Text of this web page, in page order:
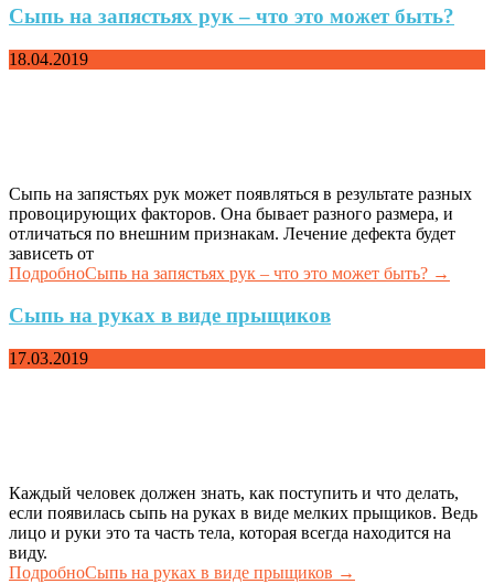
Сыпь на запястьях рук – что это может быть?
18.04.2019
Сыпь на запястьях рук может появляться в результате разных
провоцирующих факторов. Она бывает разного размера, и
отличаться по внешним признакам. Лечение дефекта будет
зависеть от
ПодробноСыпь на запястьях рук – что это может быть? →
Сыпь на руках в виде прыщиков
17.03.2019
Каждый человек должен знать, как поступить и что делать,
если появилась сыпь на руках в виде мелких прыщиков. Ведь
лицо и руки это та часть тела, которая всегда находится на
виду.
ПодробноСыпь на руках в виде прыщиков →